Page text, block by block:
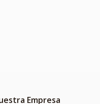
Empresa